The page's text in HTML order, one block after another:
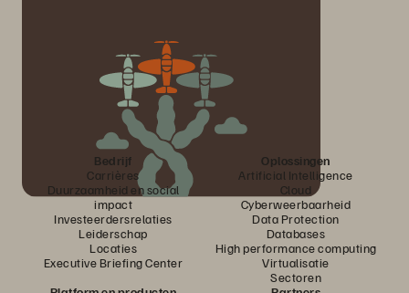
Bedrijf
Carrières
Duurzaamheid en social
impact
Investeerdersrelaties
Leiderschap
Locaties
Executive Briefing Center
Oplossingen
Artificial Intelligence
Cloud
Cyberweerbaarheid
Data Protection
Databases
High performance computing
Virtualisatie
Sectoren